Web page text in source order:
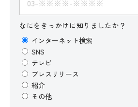
なにをきっかけに知りましたか？
インターネット検索
SNS
テレビ
プレスリリース
紹介
その他